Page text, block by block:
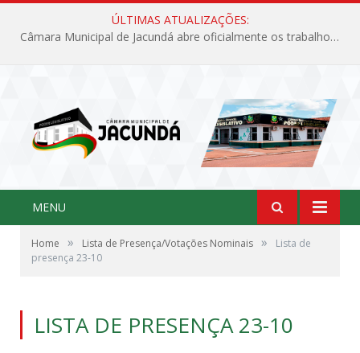
ÚLTIMAS ATUALIZAÇÕES:
Câmara Municipal de Jacundá abre oficialmente os trabalhos legislativos de 2026
MENU
Home » Lista de Presença/Votações Nominais »
Lista de
presença 23-10
LISTA DE PRESENÇA 23-10